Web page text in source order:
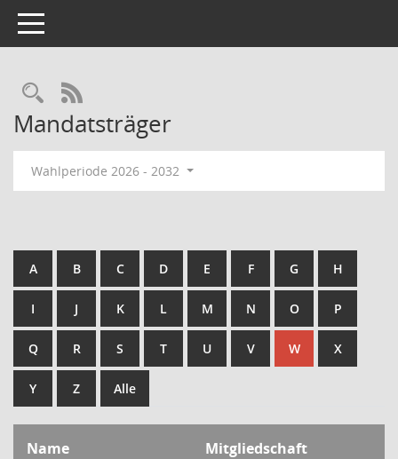
Toggle navigation
Rechercheauswahl
RSS-Feed
Mandatsträger
Wahlperiode 2026 - 2032
A B C D E F G H
I J K L M N O P
Q R S T U V W X
Y Z Alle
Name Mitgliedschaft